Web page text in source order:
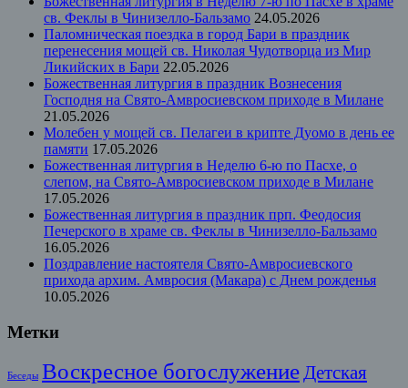
св. Феклы в Чинизелло-Бальзамо 24.05.2026
Паломническая поездка в город Бари в праздник
перенесения мощей св. Николая Чудотворца из Мир
Ликийских в Бари 22.05.2026
Божественная литургия в праздник Вознесения
Господня на Свято-Амвросиевском приходе в Милане
21.05.2026
Молебен у мощей св. Пелагеи в крипте Дуомо в день ее
памяти 17.05.2026
Божественная литургия в Неделю 6-ю по Пасхе, о
слепом, на Свято-Амвросиевском приходе в Милане
17.05.2026
Божественная литургия в праздник прп. Феодосия
Печерского в храме св. Феклы в Чинизелло-Бальзамо
16.05.2026
Поздравление настоятеля Свято-Амвросиевского
прихода архим. Амвросия (Макара) с Днем рожденья
10.05.2026
Метки
Беседы Воскресное богослужение Детская